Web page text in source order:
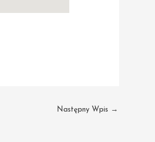
Następny Wpis →